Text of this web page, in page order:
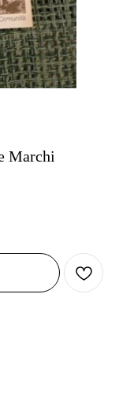
Marchi